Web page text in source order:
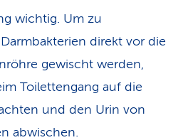
wichtig. Um zu
direkt vor die
gewischt werden,
Toilettengang auf die
und den Urin von
abwischen.